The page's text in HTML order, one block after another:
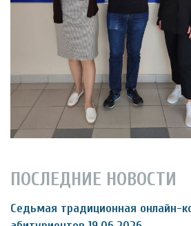
ПОСЛЕДНИЕ НОВОСТИ
Седьмая традиционная онлайн-